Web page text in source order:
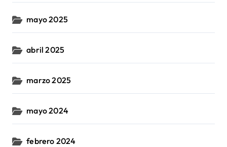
mayo 2025
abril 2025
marzo 2025
mayo 2024
febrero 2024